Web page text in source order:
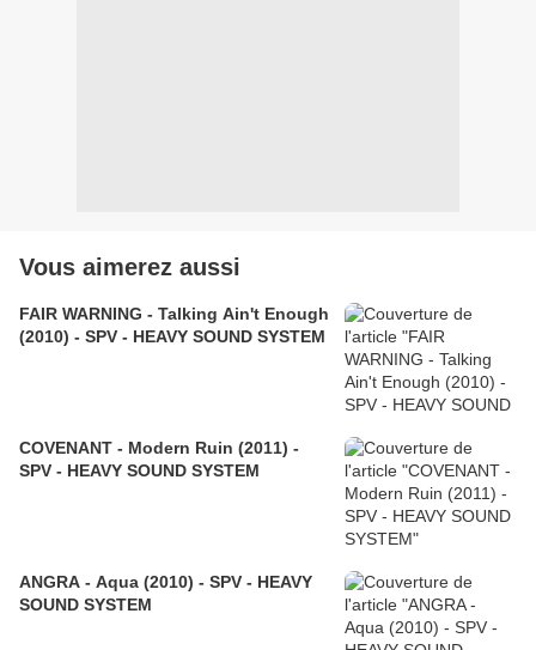
Vous aimerez aussi
FAIR WARNING - Talking Ain't Enough
(2010) - SPV - HEAVY SOUND SYSTEM
COVENANT - Modern Ruin (2011) -
SPV - HEAVY SOUND SYSTEM
ANGRA - Aqua (2010) - SPV - HEAVY
SOUND SYSTEM